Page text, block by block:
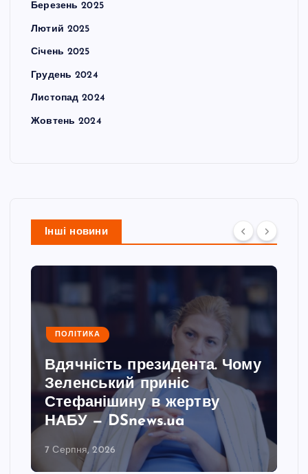
Березень 2025
Лютий 2025
Січень 2025
Грудень 2024
Листопад 2024
Жовтень 2024
Інші новини
ПОЛІТИКА
Вдячність президента. Чому
Зеленський приніс
Стефанішину в жертву
НАБУ — DSnews.ua
7 Серпня, 2026